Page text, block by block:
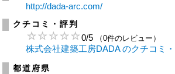
http://dada-arc.com/
クチコミ・評判
0/5 （0件のレビュー）
株式会社建築工房DADA のクチコミ・
都道府県